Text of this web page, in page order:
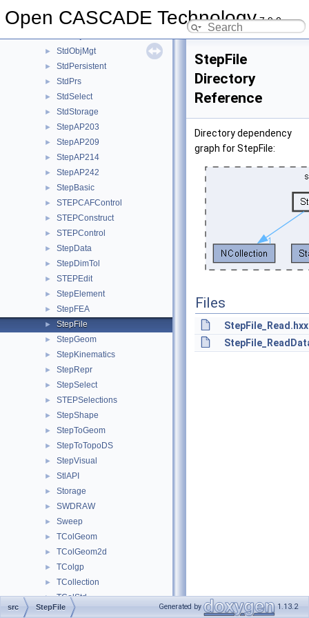
Open CASCADE Technology7.9.0
StdLPersistent
► StdObjMgt
► StdPersistent
► StdPrs
► StdSelect
► StdStorage
► StepAP203
► StepAP209
► StepAP214
► StepAP242
► StepBasic
► STEPCAFControl
► STEPConstruct
► STEPControl
► StepData
► StepDimTol
► STEPEdit
► StepElement
► StepFEA
► StepFile
► StepGeom
► StepKinematics
► StepRepr
► StepSelect
► STEPSelections
► StepShape
► StepToGeom
► StepToTopoDS
► StepVisual
► StlAPI
► Storage
► SWDRAW
► Sweep
► TColGeom
► TColGeom2d
► TColgp
► TCollection
► TColStd
► TDataStd
StepFile
Directory
Reference
Directory dependency
graph for StepFile:
Files
StepFile_Read.hxx
src StepFile Generated by 1.13.2